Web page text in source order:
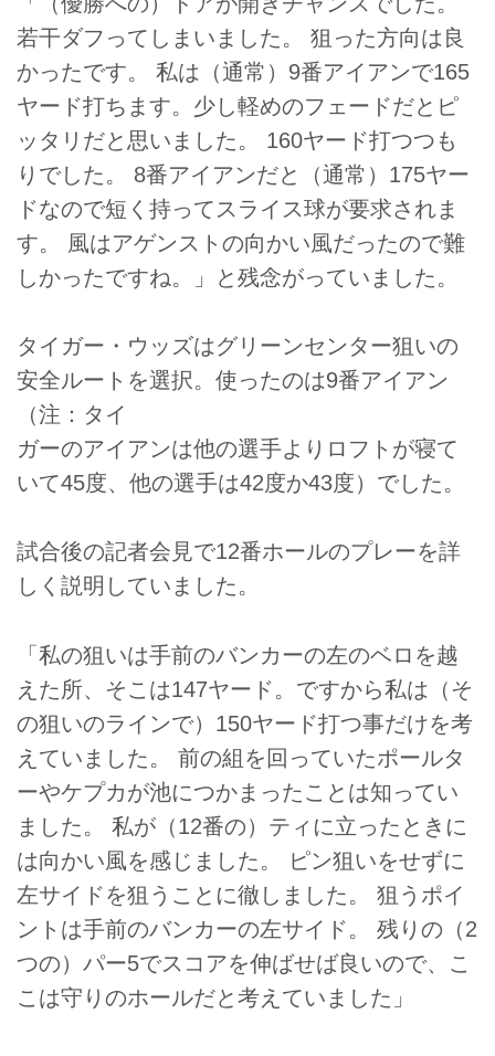
若干ダフってしまいました。 狙った方向は良
かったです。 私は（通常）9番アイアンで165
ヤード打ちます。少し軽めのフェードだとピ
ッタリだと思いました。 160ヤード打つつも
りでした。 8番アイアンだと（通常）175ヤー
ドなので短く持ってスライス球が要求されま
す。 風はアゲンストの向かい風だったので難
しかったですね。」と残念がっていました。
タイガー・ウッズはグリーンセンター狙いの
安全ルートを選択。使ったのは9番アイアン
（注：タイ
ガーのアイアンは他の選手よりロフトが寝て
いて45度、他の選手は42度か43度）でした。
試合後の記者会見で12番ホールのプレーを詳
しく説明していました。
「私の狙いは手前のバンカーの左のベロを越
えた所、そこは147ヤード。ですから私は（そ
の狙いのラインで）150ヤード打つ事だけを考
えていました。 前の組を回っていたポールタ
ーやケプカが池につかまったことは知ってい
ました。 私が（12番の）ティに立ったときに
は向かい風を感じました。 ピン狙いをせずに
左サイドを狙うことに徹しました。 狙うポイ
ントは手前のバンカーの左サイド。 残りの（2
つの）パー5でスコアを伸ばせば良いので、こ
こは守りのホールだと考えていました」